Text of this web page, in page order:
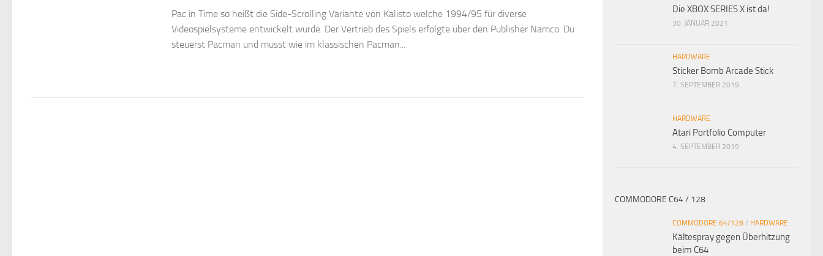
Pac in Time so heißt die Side-Scrolling Variante von Kalisto welche 1994/95 für diverse
Videospielsysteme entwickelt wurde. Der Vertrieb des Spiels erfolgte über den Publisher Namco. Du
steuerst Pacman und musst wie im klassischen Pacman...
Die XBOX SERIES X ist da!
30. JANUAR 2021
HARDWARE
Sticker Bomb Arcade Stick
7. SEPTEMBER 2019
HARDWARE
Atari Portfolio Computer
4. SEPTEMBER 2019
COMMODORE C64 / 128
COMMODORE 64/128 / HARDWARE
Kältespray gegen Überhitzung
beim C64